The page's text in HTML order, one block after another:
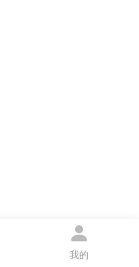
我的